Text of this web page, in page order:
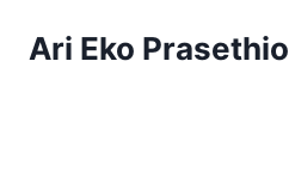
Ari Eko Prasethio